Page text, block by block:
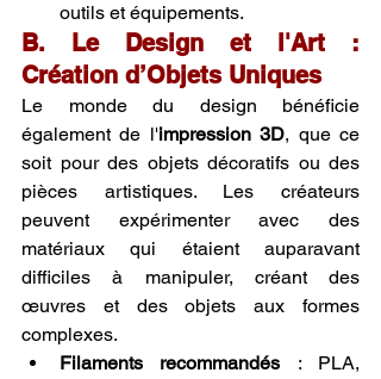
outils et équipements.
B. Le Design et l'Art :
Création d’Objets Uniques
Le monde du design bénéficie
également de l'impression 3D, que ce
soit pour des objets décoratifs ou des
pièces artistiques. Les créateurs
peuvent expérimenter avec des
matériaux qui étaient auparavant
difficiles à manipuler, créant des
œuvres et des objets aux formes
complexes.
Filaments recommandés : PLA,